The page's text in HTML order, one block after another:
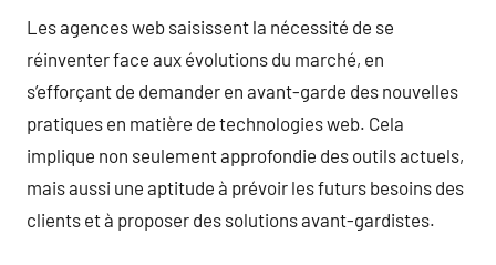
Les agences web saisissent la nécessité de se
réinventer face aux évolutions du marché, en
s’efforçant de demander en avant-garde des nouvelles
pratiques en matière de technologies web. Cela
implique non seulement approfondie des outils actuels,
mais aussi une aptitude à prévoir les futurs besoins des
clients et à proposer des solutions avant-gardistes.